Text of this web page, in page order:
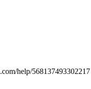
help/568137493302217